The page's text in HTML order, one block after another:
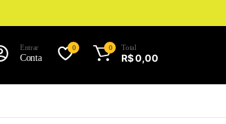
Entrar
Conta
0 0 Total
R$0,00